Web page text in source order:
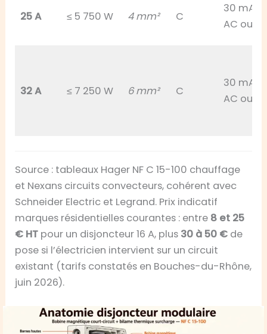
25 A ≤ 5 750 W 4 mm² C
30 mA
AC ou A
32 A ≤ 7 250 W 6 mm² C
30 mA
AC ou A
Source : tableaux Hager NF C 15-100 chauffage
et Nexans circuits convecteurs, cohérent avec
Schneider Electric et Legrand. Prix indicatif
marques résidentielles courantes : entre 8 et 25
€ HT pour un disjoncteur 16 A, plus 30 à 50 € de
pose si l’électricien intervient sur un circuit
existant (tarifs constatés en Bouches-du-Rhône,
juin 2026).